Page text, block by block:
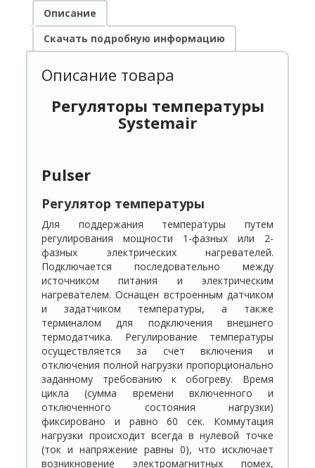
Описание
Скачать подробную информацию
Описание товара
Регуляторы температуры
Systemair
Pulser
Регулятор температуры
Для поддержания температуры путем
регулирования мощности 1-фазных или 2-
фазных электрических нагревателей.
Подключается последовательно между
источником питания и электрическим
нагревателем. Оснащен встроенным датчиком
и задатчиком температуры, а также
терминалом для подключения внешнего
термодатчика. Регулирование температуры
осуществляется за счет включения и
отключения полной нагрузки пропорционально
заданному требованию к обогреву. Время
цикла (сумма времени включенного и
отключенного состояния нагрузки)
фиксировано и равно 60 сек. Коммутация
нагрузки происходит всегда в нулевой точке
(ток и напряжение равны 0), что исключает
возникновение электромагнитных помех,